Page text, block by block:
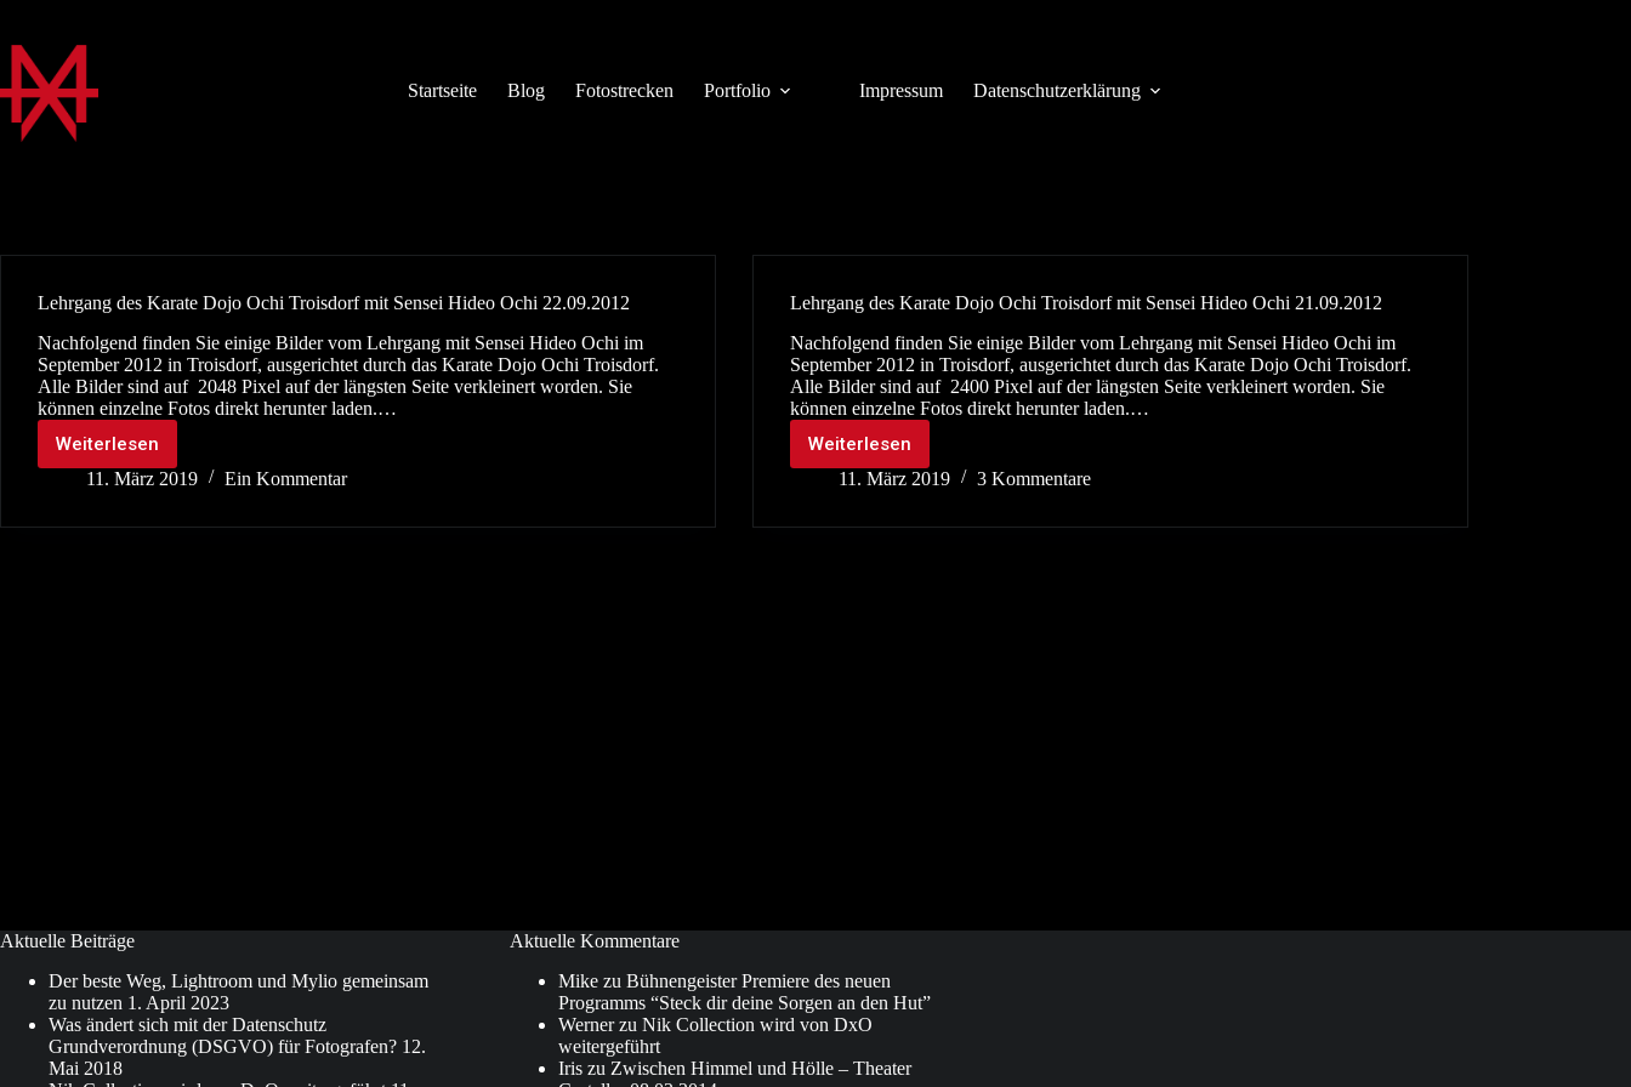
springen
Startseite
Blog Fotostrecken Portfolio Impressum Datenschutzerklärung
Lehrgang des Karate Dojo Ochi Troisdorf mit Sensei Hideo Ochi 22.09.2012
Nachfolgend finden Sie einige Bilder vom Lehrgang mit Sensei Hideo Ochi im
September 2012 in Troisdorf, ausgerichtet durch das Karate Dojo Ochi Troisdorf.
Alle Bilder sind auf 2048 Pixel auf der längsten Seite verkleinert worden. Sie
können einzelne Fotos direkt herunter laden.…
Weiterlesen
Lehrgang
des
11. März 2019 Ein Kommentar
Lehrgang des Karate Dojo Ochi Troisdorf mit Sensei Hideo Ochi 21.09.2012
Nachfolgend finden Sie einige Bilder vom Lehrgang mit Sensei Hideo Ochi im
September 2012 in Troisdorf, ausgerichtet durch das Karate Dojo Ochi Troisdorf.
Alle Bilder sind auf 2400 Pixel auf der längsten Seite verkleinert worden. Sie
können einzelne Fotos direkt herunter laden.…
Weiterlesen
Lehrgang
des
11. März 2019 3 Kommentare
Aktuelle Beiträge
Der beste Weg, Lightroom und Mylio gemeinsam
zu nutzen 1. April 2023
Was ändert sich mit der Datenschutz
Grundverordnung (DSGVO) für Fotografen? 12.
Mai 2018
Aktuelle Kommentare
Mikezu Bühnengeister Premiere des neuen
Programms “Steck dir deine Sorgen an den Hut”
Wernerzu Nik Collection wird von DxO
weitergeführt
Iriszu Zwischen Himmel und Hölle – Theater